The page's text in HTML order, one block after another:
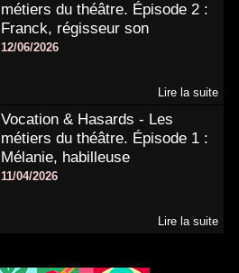
métiers du théâtre. Épisode 2 :
Franck, régisseur son
12/06/2026
Lire la suite
Vocation & Hasards - Les
métiers du théâtre. Épisode 1 :
Mélanie, habilleuse
11/04/2026
Lire la suite